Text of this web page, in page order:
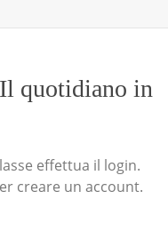
quotidiano in
effettua il login.
creare un account.